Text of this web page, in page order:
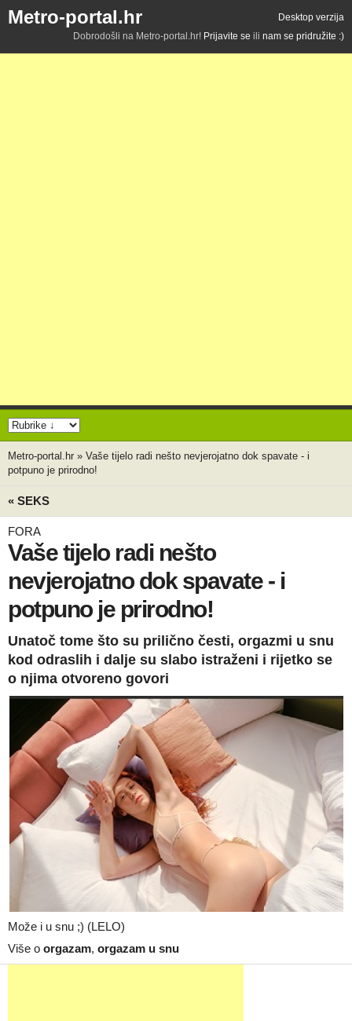
Metro-portal.hr
Desktop verzija
Dobrodošli na Metro-portal.hr! Prijavite se ili nam se pridružite :)
Metro-portal.hr » Vaše tijelo radi nešto nevjerojatno dok spavate - i
potpuno je prirodno!
« SEKS
FORA
Vaše tijelo radi nešto
nevjerojatno dok spavate - i
potpuno je prirodno!
Unatoč tome što su prilično česti, orgazmi u snu
kod odraslih i dalje su slabo istraženi i rijetko se
o njima otvoreno govori
Može i u snu ;) (LELO)
Više o orgazam, orgazam u snu